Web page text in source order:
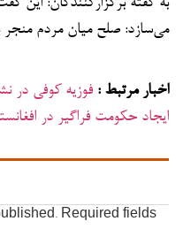
می‌سازد: صلح میان مردم
اخبار مرتبط : فوزیه کوفی در
ایجاد حکومت فراگیر در
Required fields